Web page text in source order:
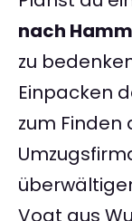
nach Hamm
zu
Einpacken
zum